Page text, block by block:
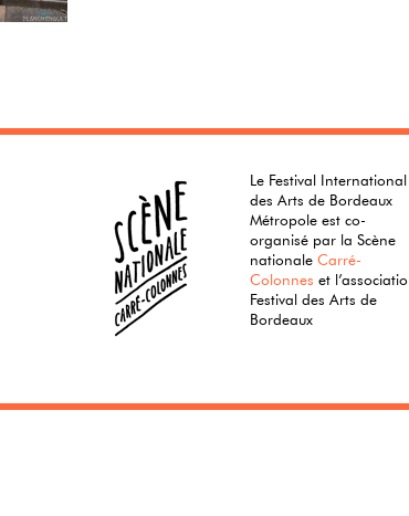
Le Festival International
des Arts de Bordeaux
Métropole est co-
organisé par la Scène
nationaleCarré-
Colonnes et
Festival des Arts de
Bordeaux